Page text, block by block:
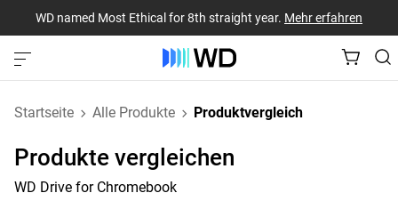
WD named Most Ethical for 8th straight year. Mehr erfahren
Startseite Alle Produkte Produktvergleich
Produkte vergleichen
WD Drive for Chromebook